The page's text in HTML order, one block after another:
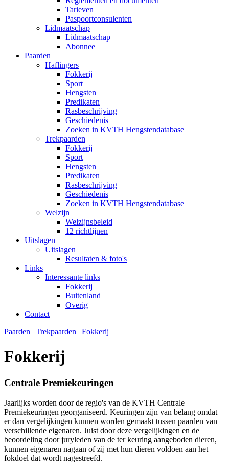
Tarieven
Paspoortconsulenten
Lidmaatschap
Lidmaatschap
Abonnee
Paarden
Haflingers
Fokkerij
Sport
Hengsten
Predikaten
Rasbeschrijving
Geschiedenis
Zoeken in KVTH Hengstendatabase
Trekpaarden
Fokkerij
Sport
Hengsten
Predikaten
Rasbeschrijving
Geschiedenis
Zoeken in KVTH Hengstendatabase
Welzijn
Welzijnsbeleid
12 richtlijnen
Uitslagen
Uitslagen
Resultaten & foto's
Links
Interessante links
Fokkerij
Buitenland
Overig
Contact
Paarden | Trekpaarden | Fokkerij
Fokkerij
Centrale Premiekeuringen
Jaarlijks worden door de regio's van de KVTH Centrale
Premiekeuringen georganiseerd. Keuringen zijn van belang omdat
er dan vergelijkingen kunnen worden gemaakt tussen paarden van
verschillende eigenaren. Juist door deze vergelijkingen en de
beoordeling door juryleden van de ter keuring aangeboden dieren,
kunnen eigenaren nagaan of zij met hun dieren voldoen aan het
fokdoel dat wordt nagestreefd.